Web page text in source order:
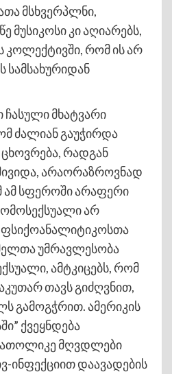
მსხვერპლნი,
მუსიკოსი კი აღიარებს,
კოლექტივში, რომ ის არ
სამსახურიდან
ჩასული მხატვარი
ძალიან გაუჭირდა
ცხოვრება, რადგან
არაორაზროვნად
ამ სფეროში არაფერი
არ
უმრავლესობა
ამტკიცებს, რომ
თავს გიძღვნით,
გამოგჭრით. ამერიკის
ქვეყნდება
მღვდლები
ინფექციით დაავადების